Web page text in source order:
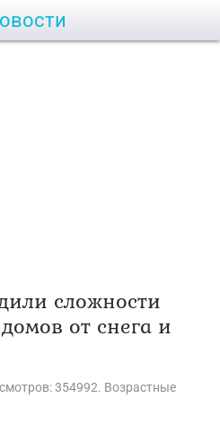
сложности
от снега и
354992. Возрастные